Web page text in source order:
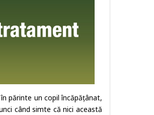
părinte un copil încăpățânat,
când simte că nici această